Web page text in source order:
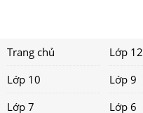
Trang chủ Lớp 12
Lớp 10
Lớp 9
Lớp 7
Lớp 6